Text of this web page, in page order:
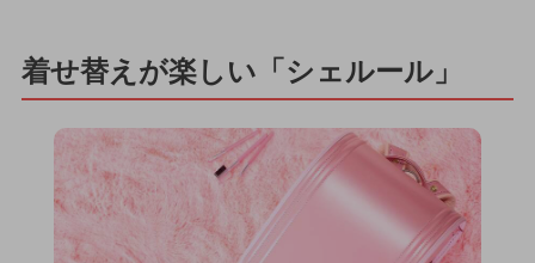
着せ替えが楽しい「シェルール」